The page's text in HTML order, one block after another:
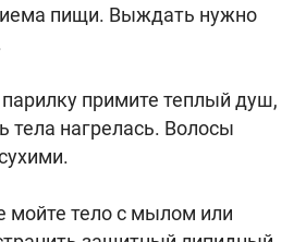
пищи. Выждать нужно
примите теплый душ,
тела нагрелась. Волосы
мойте тело с мылом или